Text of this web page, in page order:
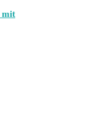
mit